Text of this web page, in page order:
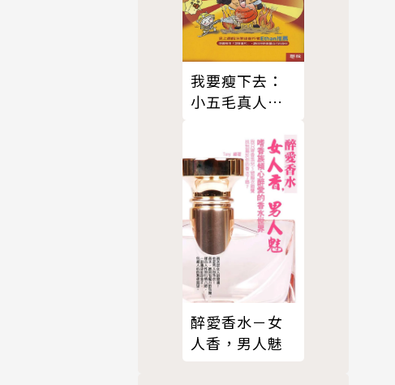
我要瘦下去：
小五毛真人實
醉愛香水－女
人香，男人魅